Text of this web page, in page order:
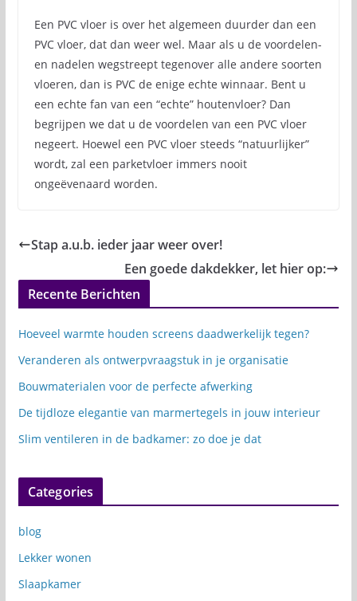
Een PVC vloer is over het algemeen duurder dan een
PVC vloer, dat dan weer wel. Maar als u de voordelen-
en nadelen wegstreept tegenover alle andere soorten
vloeren, dan is PVC de enige echte winnaar. Bent u
een echte fan van een “echte” houtenvloer? Dan
begrijpen we dat u de voordelen van een PVC vloer
negeert. Hoewel een PVC vloer steeds “natuurlijker”
wordt, zal een parketvloer immers nooit
ongeëvenaard worden.
Stap a.u.b. ieder jaar weer over!
Een goede dakdekker, let hier op:
Recente Berichten
Hoeveel warmte houden screens daadwerkelijk tegen?
Veranderen als ontwerpvraagstuk in je organisatie
Bouwmaterialen voor de perfecte afwerking
De tijdloze elegantie van marmertegels in jouw interieur
Slim ventileren in de badkamer: zo doe je dat
Categories
blog
Lekker wonen
Slaapkamer